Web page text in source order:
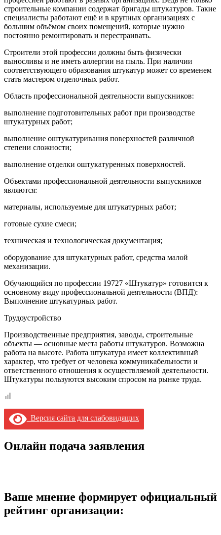
строительные компании содержат бригады штукатуров. Такие
специалисты работают ещё и в крупных организациях с
большим объёмом своих помещений, которые нужно
постоянно ремонтировать и перестраивать.
Строители этой профессии должны быть физически
выносливы и не иметь аллергии на пыль. При наличии
соответствующего образования штукатур может со временем
стать мастером отделочных работ.
Область профессиональной деятельности выпускников:
выполнение подготовительных работ при производстве
штукатурных работ;
выполнение оштукатуривания поверхностей различной
степени сложности;
выполнение отделки оштукатуренных поверхностей.
Объектами профессиональной деятельности выпускников
являются:
материалы, используемые для штукатурных работ;
готовые сухие смеси;
техническая и технологическая документация;
оборудование для штукатурных работ, средства малой
механизации.
Обучающийся по профессии 19727 «Штукатур» готовится к
основному виду профессиональной деятельности (ВПД):
Выполнение штукатурных работ.
Трудоустройство
Производственные предприятия, заводы, строительные
объекты — основные места работы штукатуров. Возможна
работа на высоте. Работа штукатура имеет коллективный
характер, что требует от человека коммуникабельности и
ответственного отношения к осуществляемой деятельности.
Штукатуры пользуются высоким спросом на рынке труда.
Версия сайта для слабовидящих
Онлайн подача заявления
Ваше мнение формирует официальный
рейтинг организации: